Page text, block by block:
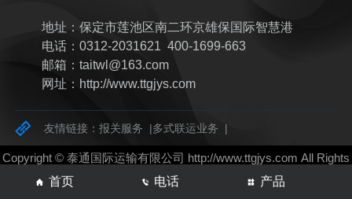
地址：保定市莲池区南二环京雄保国际智慧港
电话：0312-2031621 400-1699-663
邮箱：taitwl@163.com
网址：http://www.ttgjys.com
友情链接：报关服务 |多式联运业务 |
Copyright © 泰通国际运输有限公司 http://www.ttgjys.com All Rights
Reserved网站制作 三金科技备案号：
冀ICP备16016091号-2
首页 电话 产品